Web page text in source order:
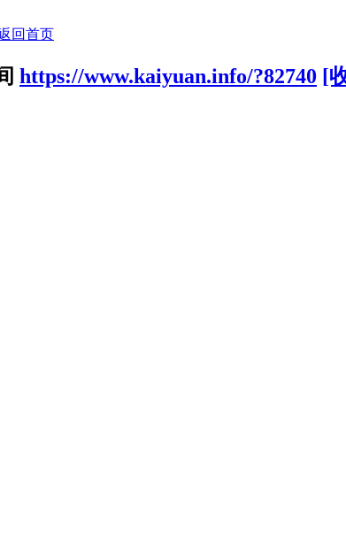
回首页
https://www.kaiyuan.info/?82740 [